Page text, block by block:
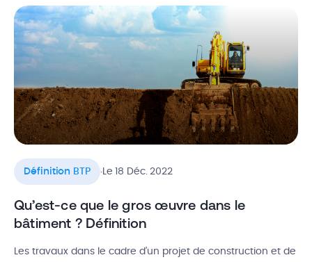
Définition BTP .Le 18 Déc. 2022
Qu’est-ce que le gros œuvre dans le
bâtiment ? Définition
Les travaux dans le cadre d’un projet de construction et de